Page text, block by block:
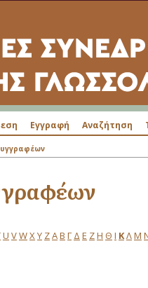
Εγγραφή Αναζήτηση
U VWXY ZΑΒ Γ Δ Ε ΖΗ Θ Ι ΚΛΜ